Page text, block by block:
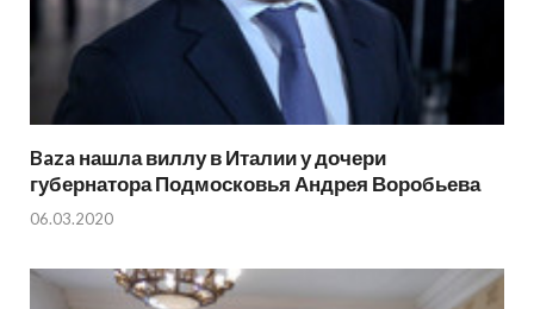
Baza нашла виллу в Италии у дочери
губернатора Подмосковья Андрея Воробьева
06.03.2020